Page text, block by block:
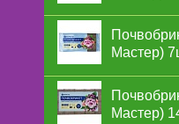
Мастер)
Мастер)